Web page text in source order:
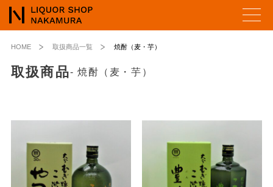
HOME 取扱商品一覧 焼酎（麦・芋）
取扱商品- 焼酎（麦・芋）